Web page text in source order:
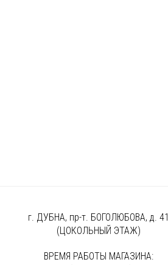
г. ДУБНА, пр-т. БОГОЛЮБОВА, д. 41
(ЦОКОЛЬНЫЙ ЭТАЖ)
ВРЕМЯ РАБОТЫ МАГАЗИНА: